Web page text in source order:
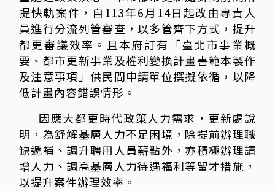
提快軌案件，自113年6月14日起改由專責人
員進行分流列管審查，以多管齊下方式，提升
都更審議效率。且本府訂有「臺北市事業概
要、都市更新事業及權利變換計畫書範本製作
及注意事項」供民間申請單位撰擬依循，以降
低計畫內容錯誤情形。
因應大都更時代政策人力需求，更新處說
明，為舒解基層人力不足困境，除提前辦理職
缺遞補、調升聘用人員薪點外，亦積極辦理請
增人力、調高基層人力待遇福利等留才措施，
以提升案件辦理效率。